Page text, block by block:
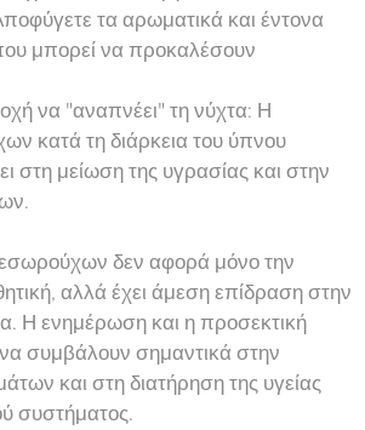
τα αρωματικά και έντονα
μπορεί να προκαλέσουν
να "αναπνέει" τη νύχτα: Η
κατά τη διάρκεια του ύπνου
στη μείωση της υγρασίας και στην
δεν αφορά μόνο την
αλλά έχει άμεση επίδραση στην
Η ενημέρωση και η προσεκτική
συμβάλουν σημαντικά στην
και στη διατήρηση της υγείας
συστήματος.